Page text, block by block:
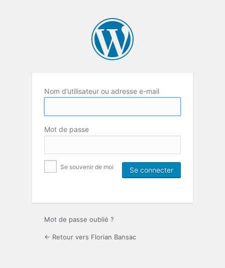
Nom d’utilisateur ou adresse e-mail
Mot de passe
Se souvenir de moi
Mot de passe oublié ?
← Retour vers Florian Bansac